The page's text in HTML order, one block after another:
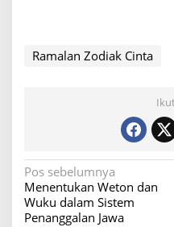
Ramalan Zodiak Cinta
N
a
v
Pos sebelumnya
Menentukan Weton dan
Wuku dalam Sistem
Penanggalan Jawa